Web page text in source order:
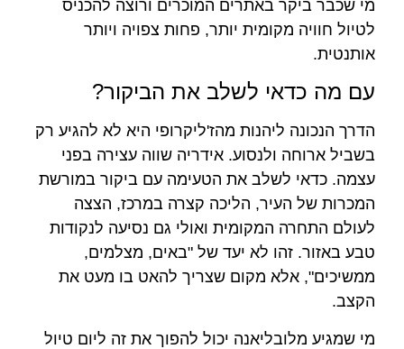
מי שכבר ביקר באתרים המוכרים ורוצה להכניס
לטיול חוויה מקומית יותר, פחות צפויה ויותר
אותנטית.
עם מה כדאי לשלב את הביקור?
הדרך הנכונה ליהנות מהז'ליקרופי היא לא להגיע רק
בשביל ארוחה ולנסוע. אידריה שווה עצירה בפני
עצמה. כדאי לשלב את הטעימה עם ביקור במורשת
המכרות של העיר, הליכה קצרה במרכז, הצצה
לעולם התחרה המקומית ואולי גם נסיעה לנקודות
טבע באזור. זהו לא יעד של "באים, מצלמים,
ממשיכים", אלא מקום שצריך להאט בו מעט את
הקצב.
מי שמגיע מלובליאנה יכול להפוך את זה ליום טיול